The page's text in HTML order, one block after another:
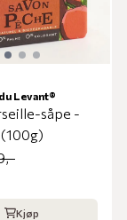
Levant®
såpe -
Kjøp